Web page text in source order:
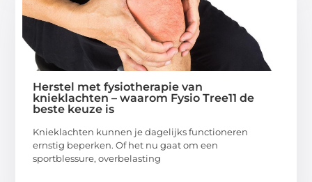
Herstel met fysiotherapie van
knieklachten – waarom Fysio Tree11 de
beste keuze is
Knieklachten kunnen je dagelijks functioneren
ernstig beperken. Of het nu gaat om een
sportblessure, overbelasting